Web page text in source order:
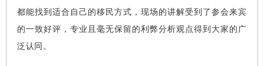
都能找到适合自己的移民方式，现场的讲解受到了参会来宾
的一致好评，专业且毫无保留的利弊分析观点得到大家的广
泛认同。